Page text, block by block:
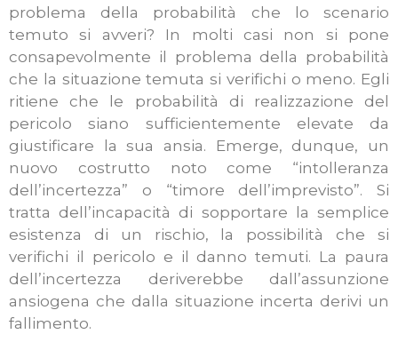
problema della probabilità che lo scenario
temuto si avveri? In molti casi non si pone
consapevolmente il problema della probabilità
che la situazione temuta si verifichi o meno. Egli
ritiene che le probabilità di realizzazione del
pericolo siano sufficientemente elevate da
giustificare la sua ansia. Emerge, dunque, un
nuovo costrutto noto come “intolleranza
dell’incertezza” o “timore dell’imprevisto”. Si
tratta dell’incapacità di sopportare la semplice
esistenza di un rischio, la possibilità che si
verifichi il pericolo e il danno temuti. La paura
dell’incertezza deriverebbe dall’assunzione
ansiogena che dalla situazione incerta derivi un
fallimento.